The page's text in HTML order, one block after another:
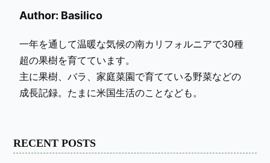
Author: Basilico
一年を通して温暖な気候の南カリフォルニアで30種
超の果樹を育てています。
主に果樹、バラ、家庭菜園で育てている野菜などの
成長記録。たまに米国生活のことなども。
RECENT POSTS